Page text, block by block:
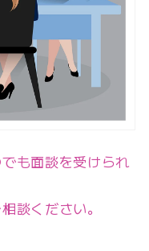
も面談を受けられ
談ください。